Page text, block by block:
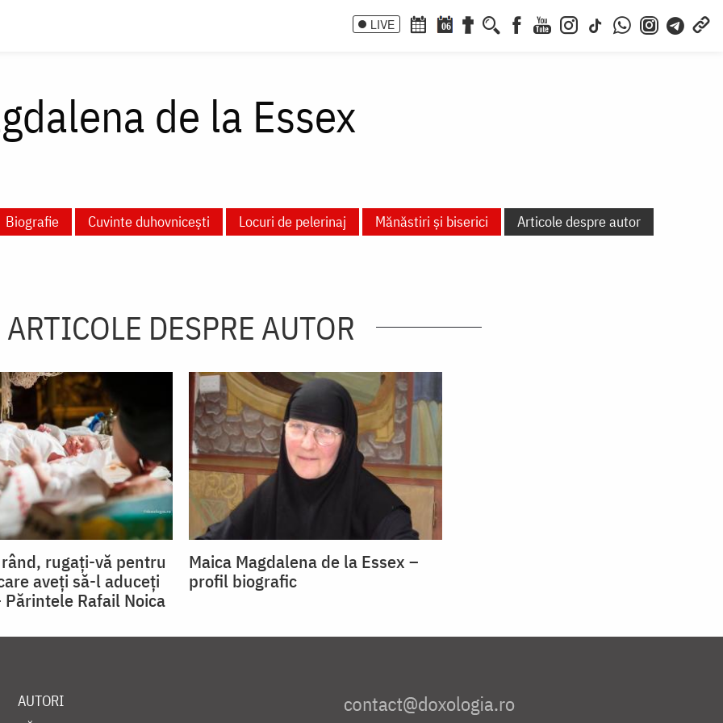
LIVE 06
de la Essex
Biografie Cuvinte duhovnicești Locuri de pelerinaj Mănăstiri și biserici Articole despre autor
ARTICOLE DESPRE AUTOR
rugați-vă pentru
aveți să-l aduceți
Părintele Rafail Noica
Maica Magdalena de la Essex –
profil biografic
AUTORI